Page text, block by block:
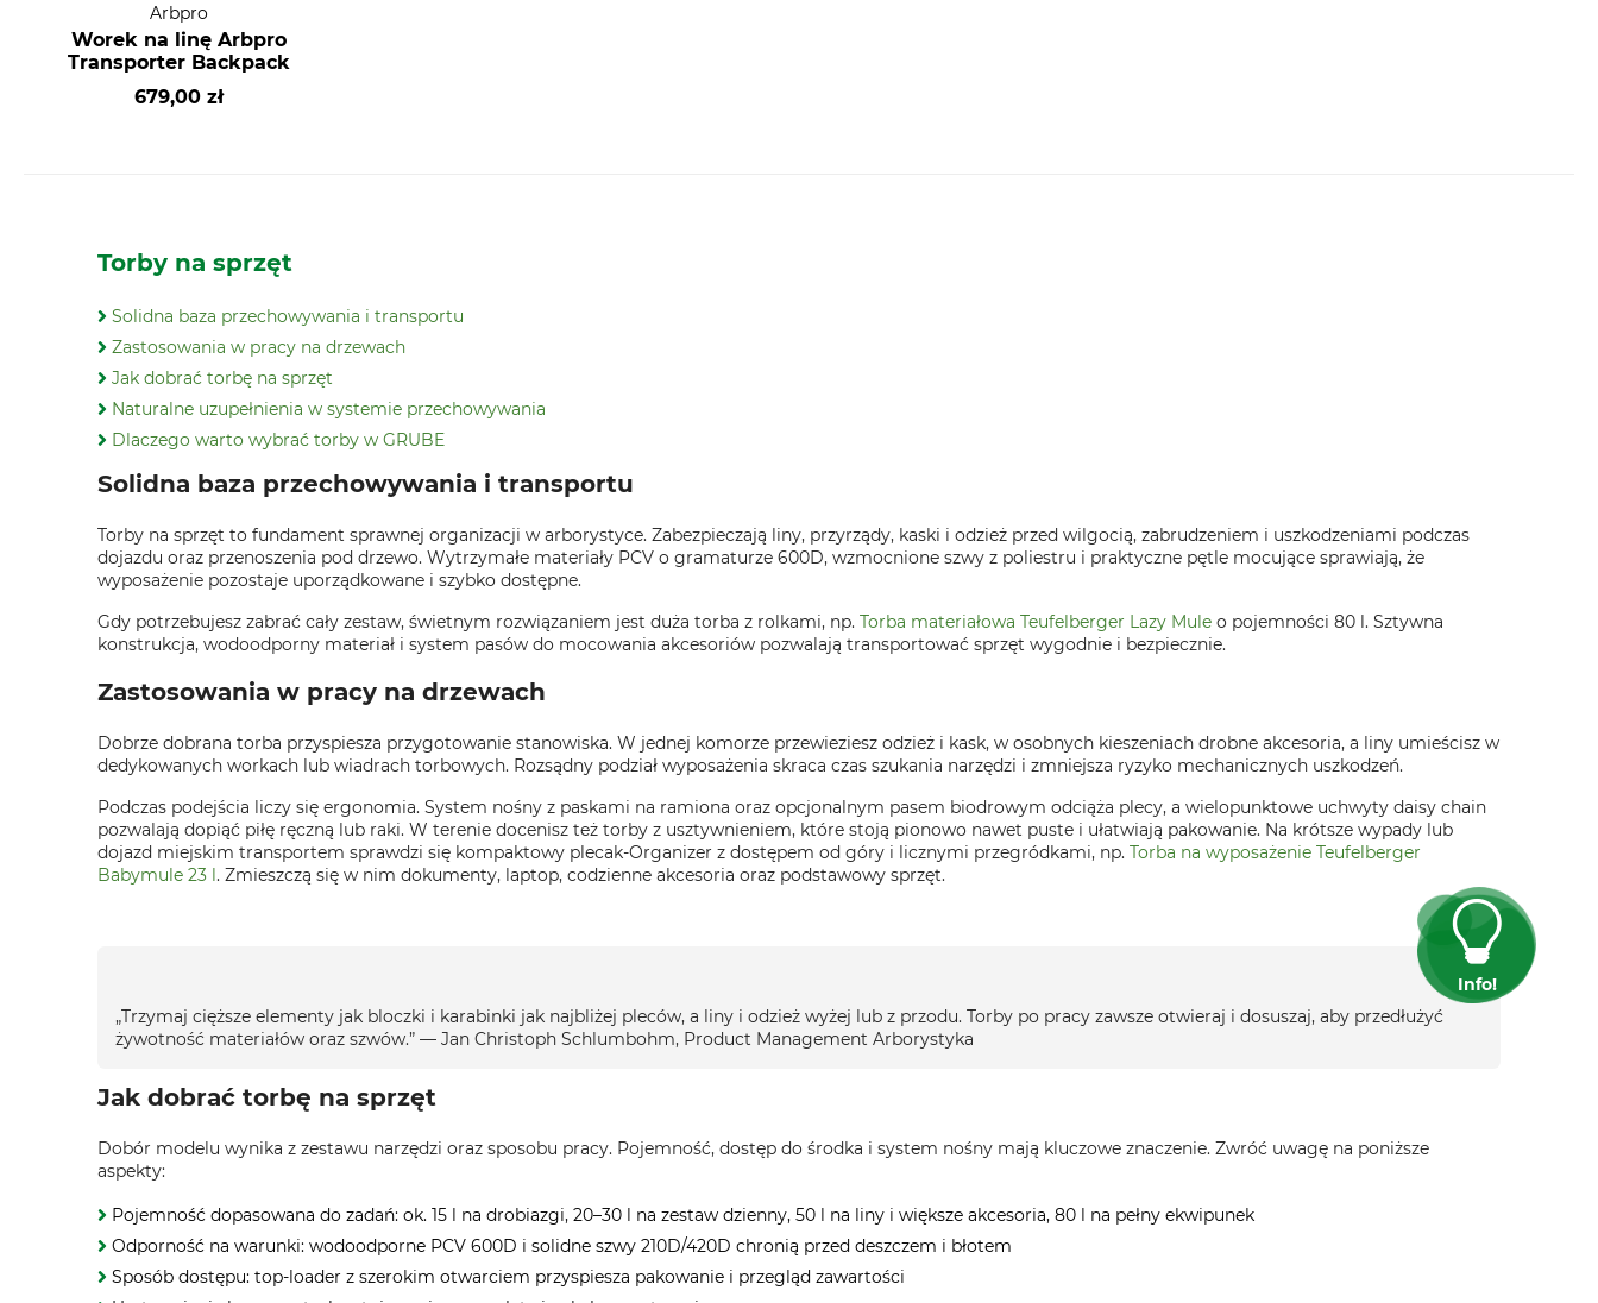
Arbpro
Worek na linę Arbpro
Transporter Backpack
679,00 zł
Torby na sprzęt
Solidna baza przechowywania i transportu
Zastosowania w pracy na drzewach
Jak dobrać torbę na sprzęt
Naturalne uzupełnienia w systemie przechowywania
Dlaczego warto wybrać torby w GRUBE
Solidna baza przechowywania i transportu
Torby na sprzęt to fundament sprawnej organizacji w arborystyce. Zabezpieczają liny, przyrządy, kaski i odzież przed wilgocią, zabrudzeniem i uszkodzeniami podczas
dojazdu oraz przenoszenia pod drzewo. Wytrzymałe materiały PCV o gramaturze 600D, wzmocnione szwy z poliestru i praktyczne pętle mocujące sprawiają, że
wyposażenie pozostaje uporządkowane i szybko dostępne.
Gdy potrzebujesz zabrać cały zestaw, świetnym rozwiązaniem jest duża torba z rolkami, np. Torba materiałowa Teufelberger Lazy Mule o pojemności 80 l. Sztywna
konstrukcja, wodoodporny materiał i system pasów do mocowania akcesoriów pozwalają transportować sprzęt wygodnie i bezpiecznie.
Zastosowania w pracy na drzewach
Dobrze dobrana torba przyspiesza przygotowanie stanowiska. W jednej komorze przewieziesz odzież i kask, w osobnych kieszeniach drobne akcesoria, a liny umieścisz w
dedykowanych workach lub wiadrach torbowych. Rozsądny podział wyposażenia skraca czas szukania narzędzi i zmniejsza ryzyko mechanicznych uszkodzeń.
Podczas podejścia liczy się ergonomia. System nośny z paskami na ramiona oraz opcjonalnym pasem biodrowym odciąża plecy, a wielopunktowe uchwyty daisy chain
pozwalają dopiąć piłę ręczną lub raki. W terenie docenisz też torby z usztywnieniem, które stoją pionowo nawet puste i ułatwiają pakowanie. Na krótsze wypady lub
dojazd miejskim transportem sprawdzi się kompaktowy plecak-Organizer z dostępem od góry i licznymi przegródkami, np. Torba na wyposażenie Teufelberger
Babymule 23 l. Zmieszczą się w nim dokumenty, laptop, codzienne akcesoria oraz podstawowy sprzęt.
Info!
„Trzymaj cięższe elementy jak bloczki i karabinki jak najbliżej pleców, a liny i odzież wyżej lub z przodu. Torby po pracy zawsze otwieraj i dosuszaj, aby przedłużyć
żywotność materiałów oraz szwów.” — Jan Christoph Schlumbohm, Product Management Arborystyka
Jak dobrać torbę na sprzęt
Dobór modelu wynika z zestawu narzędzi oraz sposobu pracy. Pojemność, dostęp do środka i system nośny mają kluczowe znaczenie. Zwróć uwagę na poniższe
aspekty:
Pojemność dopasowana do zadań: ok. 15 l na drobiazgi, 20–30 l na zestaw dzienny, 50 l na liny i większe akcesoria, 80 l na pełny ekwipunek
Odporność na warunki: wodoodporne PCV 600D i solidne szwy 210D/420D chronią przed deszczem i błotem
Sposób dostępu: top‑loader z szerokim otwarciem przyspiesza pakowanie i przegląd zawartości